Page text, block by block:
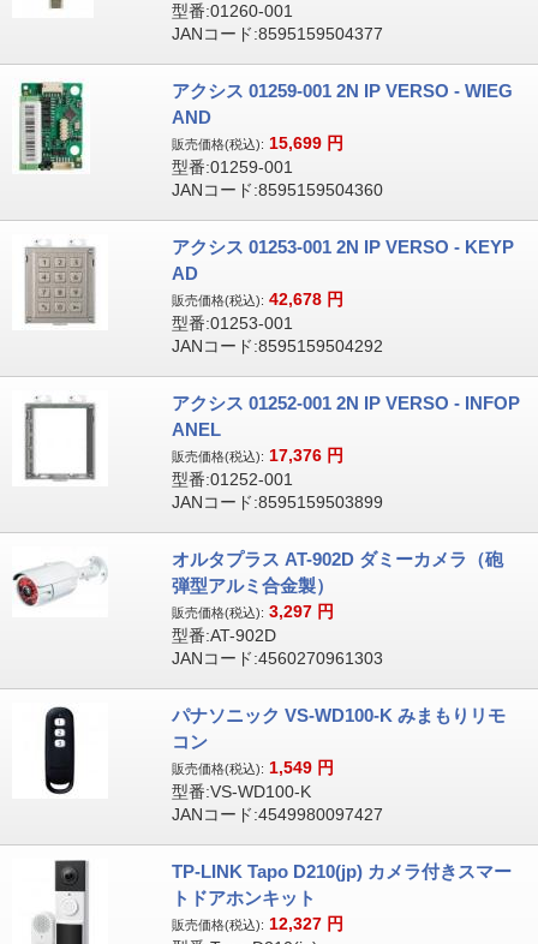
型番:01260-001
JANコード:8595159504377
アクシス 01259-001 2N IP VERSO - WIEG
AND
販売価格(税込): 15,699 円
型番:01259-001
JANコード:8595159504360
アクシス 01253-001 2N IP VERSO - KEYP
AD
販売価格(税込): 42,678 円
型番:01253-001
JANコード:8595159504292
アクシス 01252-001 2N IP VERSO - INFOP
ANEL
販売価格(税込): 17,376 円
型番:01252-001
JANコード:8595159503899
オルタプラス AT-902D ダミーカメラ（砲
弾型アルミ合金製）
販売価格(税込): 3,297 円
型番:AT-902D
JANコード:4560270961303
パナソニック VS-WD100-K みまもりリモ
コン
販売価格(税込): 1,549 円
型番:VS-WD100-K
JANコード:4549980097427
TP-LINK Tapo D210(jp) カメラ付きスマー
トドアホンキット
販売価格(税込): 12,327 円